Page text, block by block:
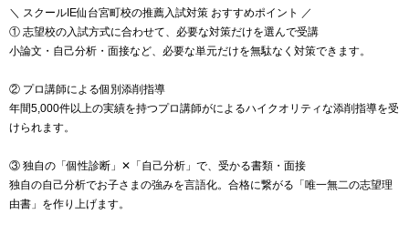
＼ スクールIE仙台宮町校の推薦入試対策 おすすめポイント ／
① 志望校の入試方式に合わせて、必要な対策だけを選んで受講
小論文・自己分析・面接など、必要な単元だけを無駄なく対策できます。
② プロ講師による個別添削指導
年間5,000件以上の実績を持つプロ講師がによるハイクオリティな添削指導を受
けられます。
③ 独自の「個性診断」✕「自己分析」で、受かる書類・面接
独自の自己分析でお子さまの強みを言語化。合格に繋がる「唯一無二の志望理
由書」を作り上げます。